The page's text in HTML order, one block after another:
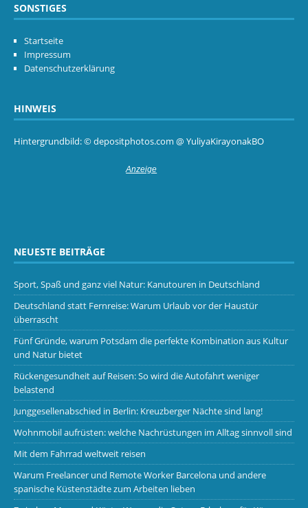
SONSTIGES
Startseite
Impressum
Datenschutzerklärung
HINWEIS
Hintergrundbild: © depositphotos.com @ YuliyaKirayonakBO
NEUESTE BEITRÄGE
Sport, Spaß und ganz viel Natur: Kanutouren in Deutschland
Deutschland statt Fernreise: Warum Urlaub vor der Haustür
überrascht
Fünf Gründe, warum Potsdam die perfekte Kombination aus Kultur
und Natur bietet
Rückengesundheit auf Reisen: So wird die Autofahrt weniger
belastend
Junggesellenabschied in Berlin: Kreuzberger Nächte sind lang!
Wohnmobil aufrüsten: welche Nachrüstungen im Alltag sinnvoll sind
Mit dem Fahrrad weltweit reisen
Warum Freelancer und Remote Worker Barcelona und andere
spanische Küstenstädte zum Arbeiten lieben